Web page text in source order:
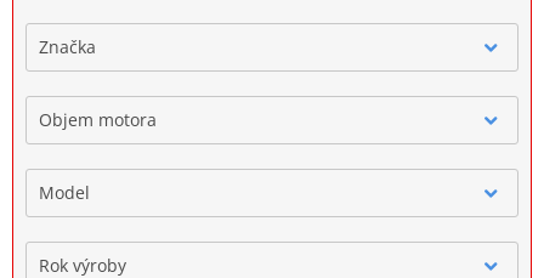
Značka
Objem motora
Model
Rok výroby